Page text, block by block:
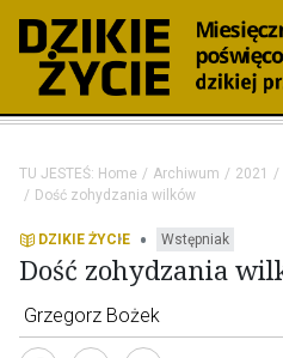
TU JESTEŚ: Home Archiwum 2021
Dość zohydzania wilków
DZIKIE ŻYCIE • Wstępniak
Dość zohydzania
Grzegorz Bożek